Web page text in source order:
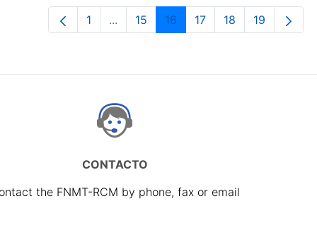
Page
1 ...Intermediate Pages Use TAB to
Page
15 Page
16 Page
17 Page
18 Page
19
CONTACTO
the FNMT-RCM by phone, fax or email